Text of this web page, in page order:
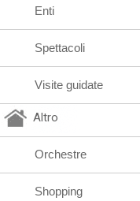
Enti
Spettacoli
Visite guidate
Altro
Orchestre
Shopping